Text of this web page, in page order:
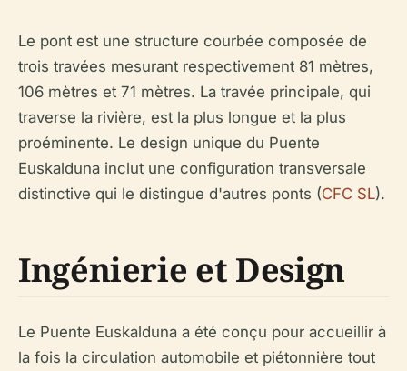
Le pont est une structure courbée composée de
trois travées mesurant respectivement 81 mètres,
106 mètres et 71 mètres. La travée principale, qui
traverse la rivière, est la plus longue et la plus
proéminente. Le design unique du Puente
Euskalduna inclut une configuration transversale
distinctive qui le distingue d'autres ponts (CFC SL).
Ingénierie et Design
Le Puente Euskalduna a été conçu pour accueillir à
la fois la circulation automobile et piétonnière tout